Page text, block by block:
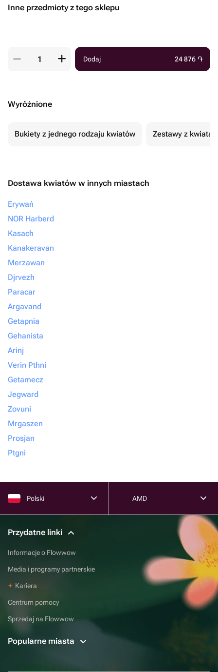
Inne przedmioty z tego sklepu
Dodaj 24 876 ֏
Wyróżnione
Bukiety z jednego rodzaju kwiatów Zestawy z
Dostawa kwiatów w innych miastach
Erywań
NOR Harberd
Kasach
Kanakeravan
Merzawan
Djrvezh
Paracar
Argavand
Getapnia
Gehanista
Arinj
Verin Pthni
Getamecz
Jegward
Zovuni
Mrgaszen
Prosjan
Ptgni
Polski AMD
Przydatne linki
Informacje o Flowwow
Media i programy partnerskie
Kariera
Centrum pomocy
Sprzedaj na Flowwow
Popularne miasta